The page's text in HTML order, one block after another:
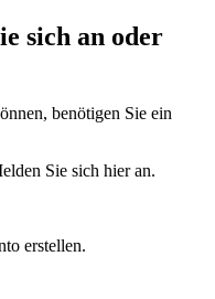
sich an oder
benötigen Sie ein
Sie sich hier an.
erstellen.